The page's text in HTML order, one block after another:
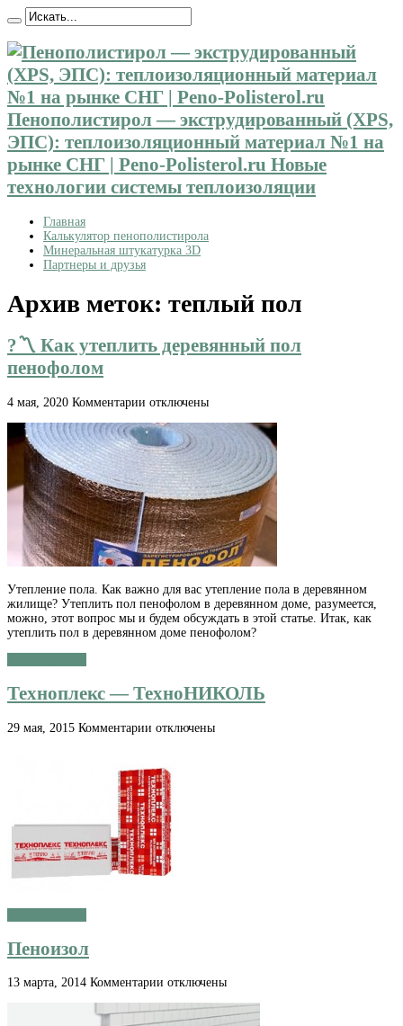
Пенополистирол — экструдированный (XPS,
ЭПС): теплоизоляционный материал №1 на
рынке СНГ | Peno-Polisterol.ru Новые
технологии системы теплоизоляции
Главная
Калькулятор пенополистирола
Минеральная штукатурка 3D
Партнеры и друзья
Архив меток: теплый пол
?〽️ Как утеплить деревянный пол
пенофолом
4 мая, 2020 Комментарии к
?
〽️
Как
утеплить
деревянный
пол
пенофолом
отключены
Утепление пола. Как важно для вас утепление пола в деревянном
жилище? Утеплить пол пенофолом в деревянном доме, разумеется,
можно, этот вопрос мы и будем обсуждать в этой статье. Итак, как
утеплить пол в деревянном доме пенофолом?
Техноплекс — ТехноНИКОЛЬ
29 мая, 2015 Комментарии к
—
ТехноНИКОЛЬ
отключены
Пеноизол
13 марта, 2014 Комментарии к
Пеноизол
отключены